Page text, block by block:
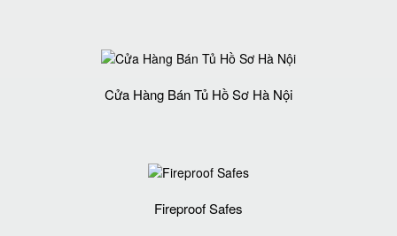
Cửa Hàng Bán Tủ Hồ Sơ Hà Nội
Fireproof Safes